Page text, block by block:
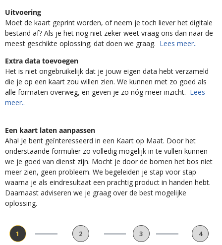
Uitvoering
Moet de kaart geprint worden, of neem je toch liever het digitale
bestand af? Als je het nog niet zeker weet vraag ons dan naar de
meest geschikte oplossing; dat doen we graag. Lees meer..
Extra data toevoegen
Het is niet ongebruikelijk dat je jouw eigen data hebt verzameld
die je op een kaart zou willen zien. We kunnen met zo goed als
alle formaten overweg, en geven je zo nóg meer inzicht. Lees
meer..
Een kaart laten aanpassen
Aha! Je bent geïnteresseerd in een Kaart op Maat. Door het
onderstaande formulier zo volledig mogelijk in te vullen kunnen
we je goed van dienst zijn. Mocht je door de bomen het bos niet
meer zien, geen probleem. We begeleiden je stap voor stap
waarna je als eindresultaat een prachtig product in handen hebt.
Daarnaast adviseren we je graag over de best mogelijke
oplossing.
1
2
3
4